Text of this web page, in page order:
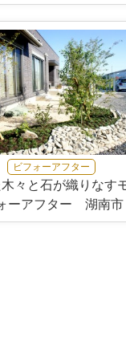
ビフォーアフター
木々と石が織りな
ーアフター 湖南市